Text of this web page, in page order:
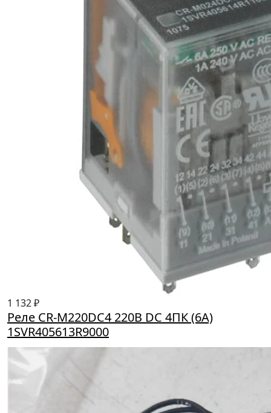
1 132 ₽
Реле CR-M220DС4 220В DС 4ПК (6А)
1SVR405613R9000